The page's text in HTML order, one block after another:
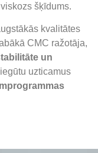
šķīdums.
kvalitātes
CMC ražotāja,
un
uzticamus